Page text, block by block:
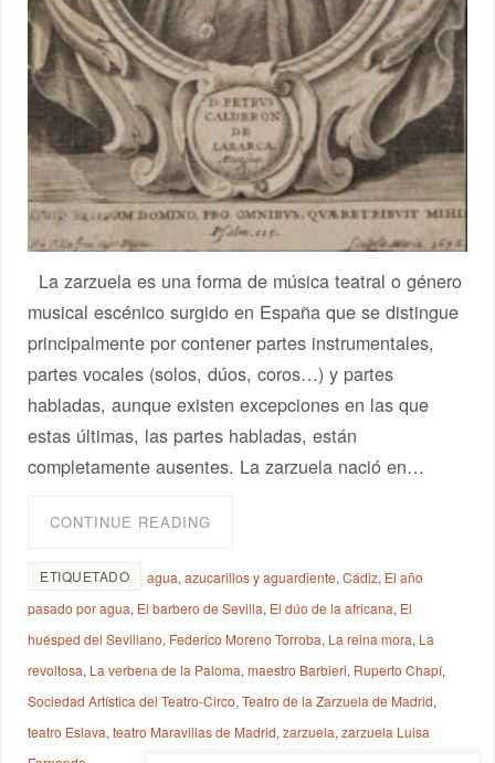
La zarzuela es una forma de música teatral o género
musical escénico surgido en España que se distingue
principalmente por contener partes instrumentales,
partes vocales (solos, dúos, coros…) y partes
habladas, aunque existen excepciones en las que
estas últimas, las partes habladas, están
completamente ausentes. La zarzuela nació en…
CONTINUE READING
ETIQUETADO agua,azucarillos y aguardiente,Cádiz, El año
pasado por agua, El barbero de Sevilla, El dúo de la africana, El
huésped del Sevillano, Federico Moreno Torroba, La reina mora, La
revoltosa, La verbena de la Paloma,maestro Barbieri, Ruperto Chapí,
Sociedad Artística del Teatro-Circo,Teatro de la Zarzuela de Madrid,
teatro Eslava,teatro Maravillas de Madrid,zarzuela,zarzuela Luisa